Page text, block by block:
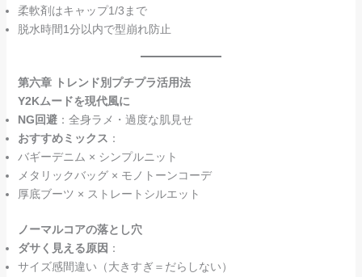
柔軟剤はキャップ1/3まで
脱水時間1分以内で型崩れ防止
第六章 トレンド別プチプラ活用法
Y2Kムードを現代風に
NG回避：全身ラメ・過度な肌見せ
おすすめミックス ：
バギーデニム × シンプルニット
メタリックバッグ × モノトーンコーデ
厚底ブーツ × ストレートシルエット
ノーマルコアの落とし穴
ダサく見える原因 ：
サイズ感間違い（大きすぎ＝だらしない）